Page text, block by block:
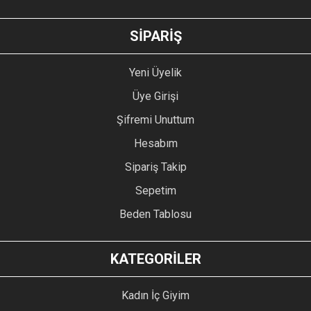
GÖNDER
SİPARİŞ
Yeni Üyelik
Üye Girişi
Şifremi Unuttum
Hesabım
Sipariş Takip
Sepetim
Beden Tablosu
KATEGORİLER
Kadın İç Giyim